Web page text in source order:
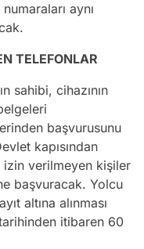
aynı
TELEFONLAR
sahibi, cihazının
başvurusunu
kapısından
izin verilmeyen kişiler
başvuracak. Yolcu
altına alınması
itibaren 60